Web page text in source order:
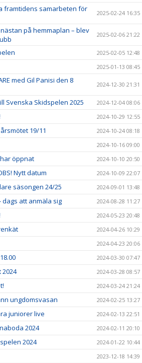
framtidens samarbeten för
2025-02-24 16:35
på hemmaplan – blev
2025-02-06 21:22
2025-02-05 12:48
2025-01-13 08:45
med Gil Panisi den 8
2024-12-30 21:31
Svenska Skidspelen 2025 2024-12-04 08:06
2024-10-29 12:55
19/11 2024-10-24 08:18
2024-10-16 09:00
öppnat 2024-10-10 20:50
Nytt datum 2024-10-09 22:07
säsongen 24/25 2024-09-01 13:48
dags att anmäla sig 2024-08-28 11:27
2024-05-23 20:48
2024-04-26 10:29
2024-04-23 20:06
2024-03-30 07:47
2024 2024-03-28 08:57
2024-03-24 21:24
ungdomsvasan 2024-02-25 13:27
juniorer live 2024-02-13 22:51
2024 2024-02-11 20:10
2024 2024-01-22 10:44
2023-12-18 14:39